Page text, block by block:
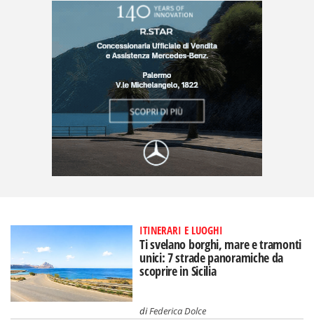
ITINERARI E LUOGHI
Ti svelano borghi, mare e tramonti
unici: 7 strade panoramiche da
scoprire in Sicilia
diFederica Dolce